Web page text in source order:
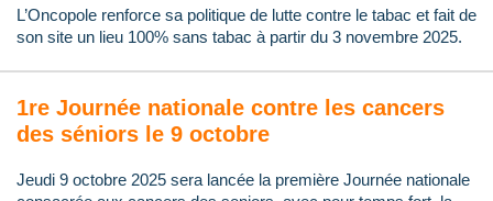
L’Oncopole renforce sa politique de lutte contre le tabac et fait de
son site un lieu 100% sans tabac à partir du 3 novembre 2025.
1re Journée nationale contre les cancers
des séniors le 9 octobre
Jeudi 9 octobre 2025 sera lancée la première Journée nationale